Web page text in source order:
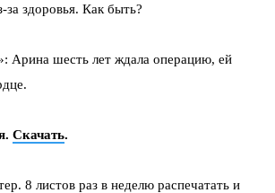
здоровья. Как быть?
шесть лет ждала операцию, ей
Скачать.
8 листов раз в неделю распечатать и